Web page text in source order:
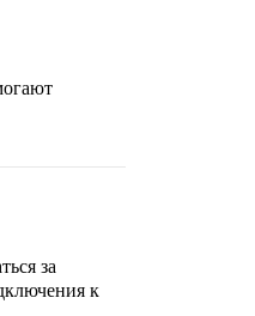
за
к